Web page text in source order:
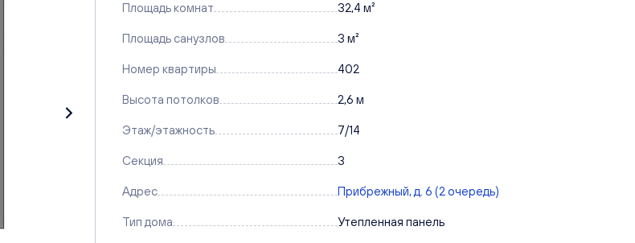
Площадь комнат 32,4 м²
Площадь санузлов 3 м²
Номер квартиры 402
Высота потолков 2,6 м
Этаж/этажность 7/14
Секция 3
Адрес Прибрежный, д. 6 (2 очередь)
Тип дома Утепленная панель